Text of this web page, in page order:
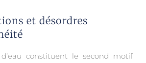
et désordres
constituent le second motif